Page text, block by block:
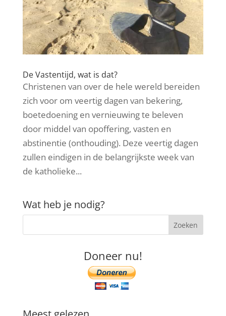
De Vastentijd, wat is dat?
Christenen van over de hele wereld bereiden
zich voor om veertig dagen van bekering,
boetedoening en vernieuwing te beleven
door middel van opoffering, vasten en
abstinentie (onthouding). Deze veertig dagen
zullen eindigen in de belangrijkste week van
de katholieke...
Wat heb je nodig?
Doneer nu!